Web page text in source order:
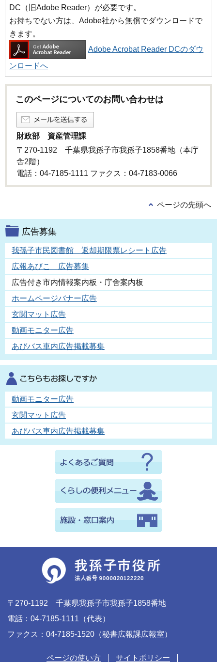
DC（旧Adobe Reader）が必要です。
お持ちでない方は、Adobe社から無償でダウンロードで
きます。
Adobe Acrobat Reader DCのダウ
ンロードへ
このページについてのお問い合わせは
財政部 資産管理課
〒270-1192 千葉県我孫子市我孫子1858番地（本庁
舎2階）
電話：04-7185-1111 ファクス：04-7183-0066
ページの先頭へ
広告募集
我孫子市民図書館 返却期限票レシート広告
広報あびこ 広告募集
広告付き市内情報案内板・庁舎案内板
ホームページバナー広告
玄関マット広告
動画モニター広告
あびバス車内広告掲載募集
動画モニター広告
玄関マット広告
あびバス車内広告掲載募集
〒270-1192 千葉県我孫子市我孫子1858番地
電話：04-7185-1111（代表）
ファクス：04-7185-1520（秘書広報課広報室）
ページの使い方 サイトポリシー